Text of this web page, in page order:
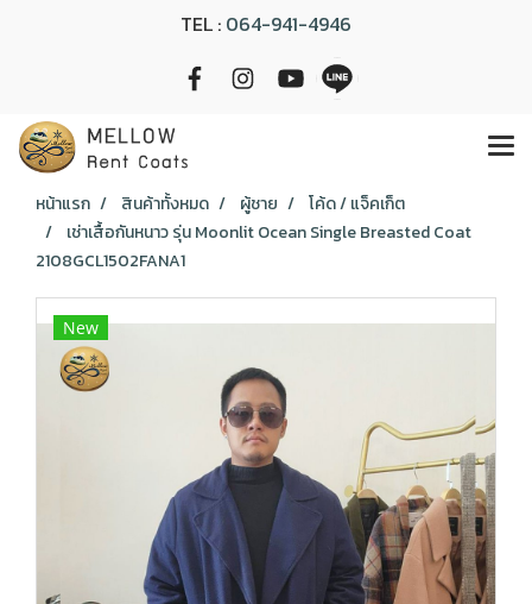
TEL : 064-941-4946
หน้าแรก สินค้าทั้งหมด ผู้ชาย
โค้ด / แจ็คเก็ต
เช่าเสื้อกันหนาว รุ่น Moonlit Ocean Single Breasted Coat
2108GCL1502FANA1
New